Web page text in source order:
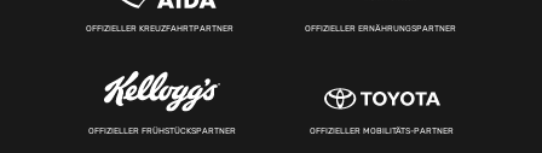
OFFIZIELLER KREUZFAHRTPARTNER OFFIZIELLER ERNÄHRUNGSPARTNER
OFFIZIELLER FRÜHSTÜCKSPARTNER OFFIZIELLER MOBILITÄTS-PARTNER